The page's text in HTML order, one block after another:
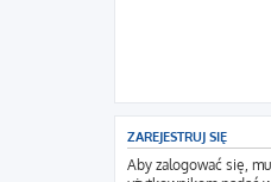
ZAREJESTRUJ SIĘ
Aby zalogować się,